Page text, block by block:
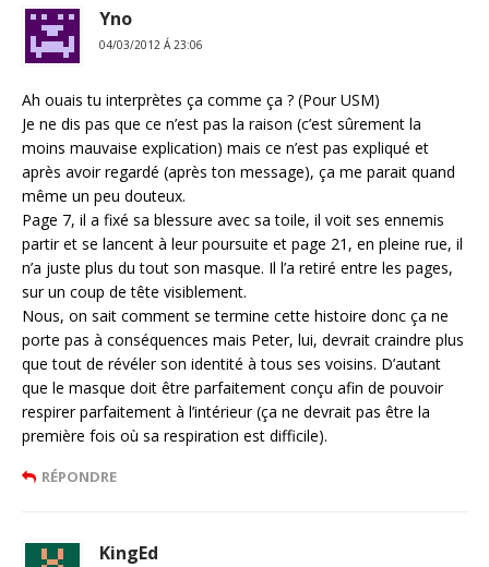
Yno
04/03/2012 Á 23:06
Ah ouais tu interprètes ça comme ça ? (Pour USM)
Je ne dis pas que ce n’est pas la raison (c’est sûrement la
moins mauvaise explication) mais ce n’est pas expliqué et
après avoir regardé (après ton message), ça me parait quand
même un peu douteux.
Page 7, il a fixé sa blessure avec sa toile, il voit ses ennemis
partir et se lancent à leur poursuite et page 21, en pleine rue, il
n’a juste plus du tout son masque. Il l’a retiré entre les pages,
sur un coup de tête visiblement.
Nous, on sait comment se termine cette histoire donc ça ne
porte pas à conséquences mais Peter, lui, devrait craindre plus
que tout de révéler son identité à tous ses voisins. D’autant
que le masque doit être parfaitement conçu afin de pouvoir
respirer parfaitement à l’intérieur (ça ne devrait pas être la
première fois où sa respiration est difficile).
RÉPONDRE
KingEd